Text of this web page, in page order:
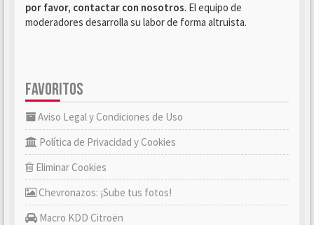
por favor, contactar con nosotros. El equipo de
moderadores desarrolla su labor de forma altruista.
FAVORITOS
Aviso Legal y Condiciones de Uso
Política de Privacidad y Cookies
Eliminar Cookies
Chevronazos: ¡Sube tus fotos!
Macro KDD Citroën